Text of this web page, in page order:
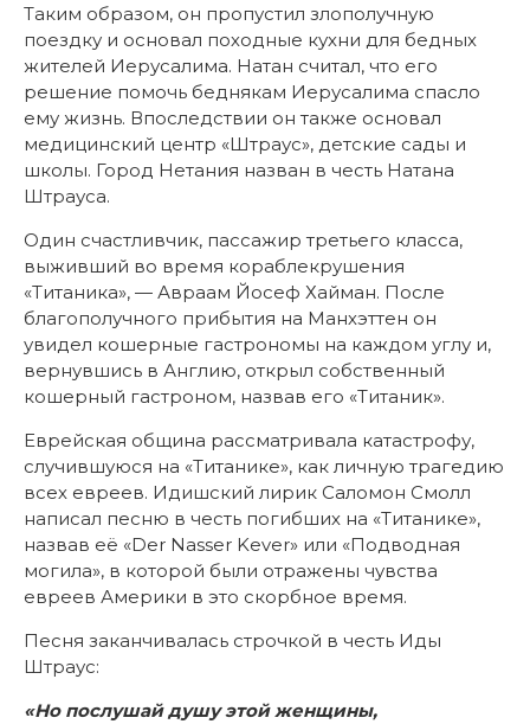
Таким образом, он пропустил злополучную
поездку и основал походные кухни для бедных
жителей Иерусалима. Натан считал, что его
решение помочь беднякам Иерусалима спасло
ему жизнь. Впоследствии он также основал
медицинский центр «Штраус», детские сады и
школы. Город Нетания назван в честь Натана
Штрауса.
Один счастливчик, пассажир третьего класса,
выживший во время кораблекрушения
«Титаника», — Авраам Йосеф Хайман. После
благополучного прибытия на Манхэттен он
увидел кошерные гастрономы на каждом углу и,
вернувшись в Англию, открыл собственный
кошерный гастроном, назвав его «Титаник».
Еврейская община рассматривала катастрофу,
случившуюся на «Титанике», как личную трагедию
всех евреев. Идишский лирик Саломон Смолл
написал песню в честь погибших на «Титанике»,
назвав её «Der Nasser Kever» или «Подводная
могила», в которой были отражены чувства
евреев Америки в это скорбное время.
Песня заканчивалась строчкой в честь Иды
Штраус:
«Но послушай душу этой женщины,